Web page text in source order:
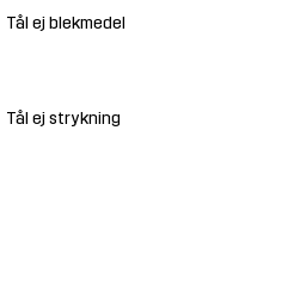
Tål ej blekmedel
Tål ej strykning